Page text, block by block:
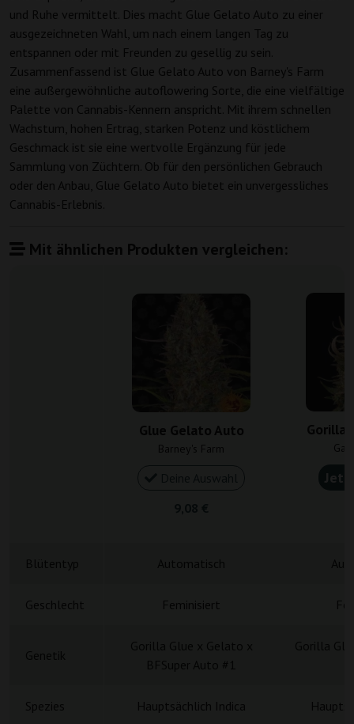
und Ruhe vermittelt. Dies macht Glue Gelato Auto zu einer
ausgezeichneten Wahl, um nach einem langen Tag zu
entspannen oder mit Freunden zu gesellig zu sein.
Zusammenfassend ist Glue Gelato Auto von Barney's Farm
eine außergewöhnliche autoflowering Sorte, die eine vielfältige
Palette von Cannabis-Kennern anspricht. Mit ihrem schnellen
Wachstum, hohen Ertrag, starken Potenz und köstlichem
Geschmack ist sie eine wertvolle Ergänzung für jede
Sammlung von Züchtern. Ob für den persönlichen Gebrauch
oder den Anbau, Glue Gelato Auto bietet ein unvergessliches
Cannabis-Erlebnis.
Mit ähnlichen Produkten vergleichen:
Glue Gelato Auto
Barney's Farm
Gorilla
Geschlecht Feminisiert
Spezies Hauptsächlich Indica